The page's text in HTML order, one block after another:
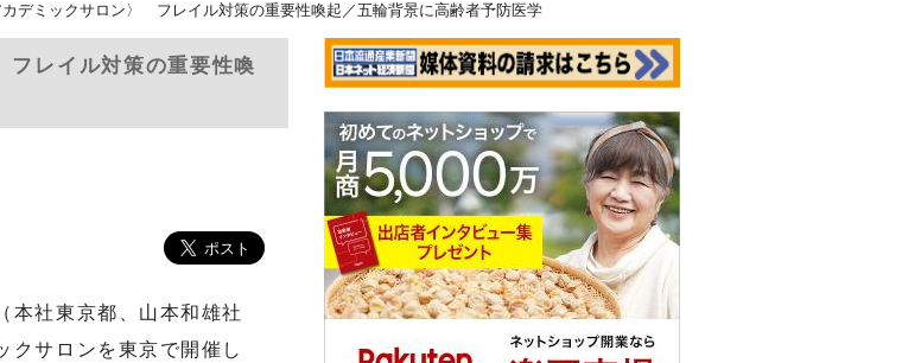
カデミックサロン〉 フレイル対策の重要性喚起／五輪背景に高齢者予防医学
レイル対策の重要性喚
社東京都、山本和雄社
クサロンを東京で開催し